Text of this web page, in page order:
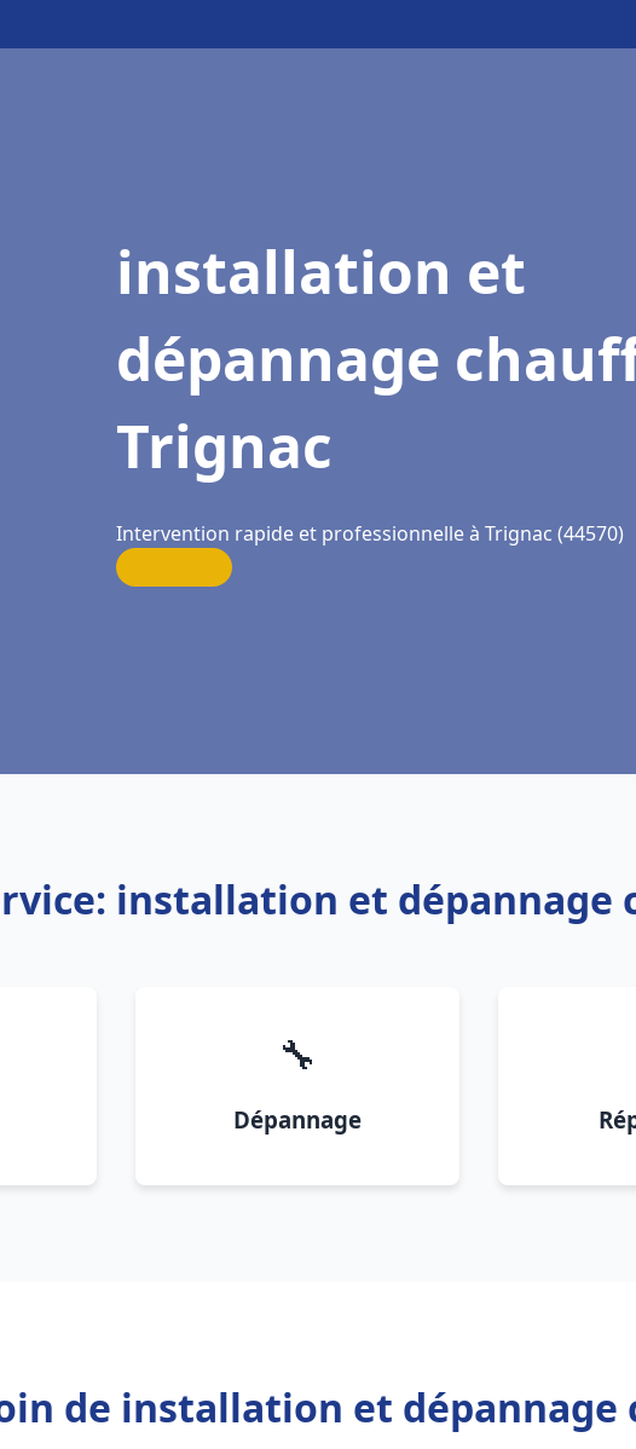
installation et
dépannage
Trignac
Intervention rapide et professionnelle à Trignac (44570)
installation et dépannage
🔧
Dépannage
de installation et dépannage